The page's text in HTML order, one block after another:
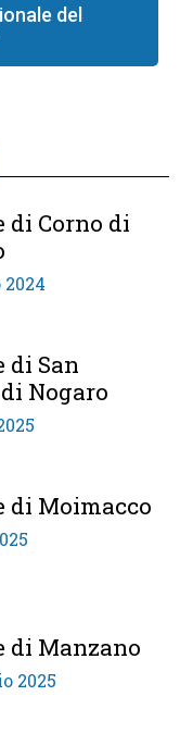
del
di Corno di
di San
Nogaro
di Moimacco
di Manzano
2025